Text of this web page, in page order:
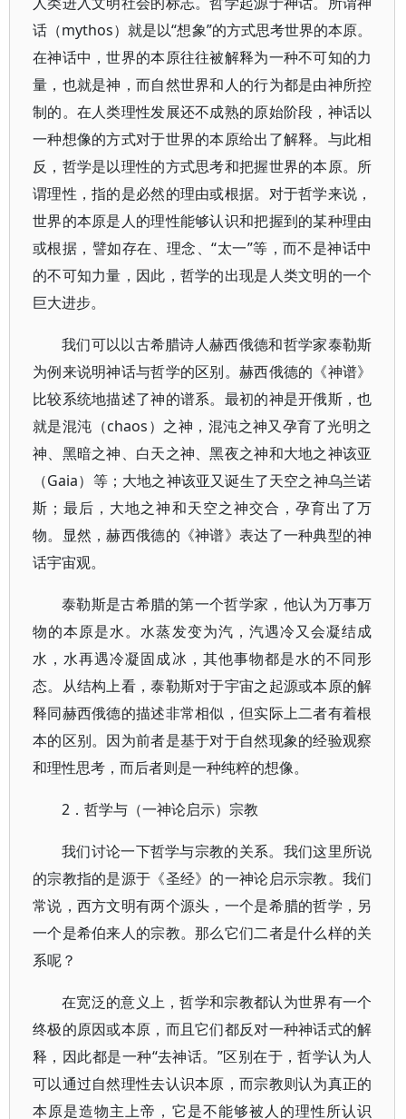
话（mythos）就是以“想象”的方式思考世界的本原。
在神话中，世界的本原往往被解释为一种不可知的力
量，也就是神，而自然世界和人的行为都是由神所控
制的。在人类理性发展还不成熟的原始阶段，神话以
一种想像的方式对于世界的本原给出了解释。与此相
反，哲学是以理性的方式思考和把握世界的本原。所
谓理性，指的是必然的理由或根据。对于哲学来说，
世界的本原是人的理性能够认识和把握到的某种理由
或根据，譬如存在、理念、“太一”等，而不是神话中
的不可知力量，因此，哲学的出现是人类文明的一个
巨大进步。
我们可以以古希腊诗人赫西俄德和哲学家泰勒斯
为例来说明神话与哲学的区别。赫西俄德的《神谱》
比较系统地描述了神的谱系。最初的神是开俄斯，也
就是混沌（chaos）之神，混沌之神又孕育了光明之
神、黑暗之神、白天之神、黑夜之神和大地之神该亚
（Gaia）等；大地之神该亚又诞生了天空之神乌兰诺
斯；最后，大地之神和天空之神交合，孕育出了万
物。显然，赫西俄德的《神谱》表达了一种典型的神
话宇宙观。
泰勒斯是古希腊的第一个哲学家，他认为万事万
物的本原是水。水蒸发变为汽，汽遇冷又会凝结成
水，水再遇冷凝固成冰，其他事物都是水的不同形
态。从结构上看，泰勒斯对于宇宙之起源或本原的解
释同赫西俄德的描述非常相似，但实际上二者有着根
本的区别。因为前者是基于对于自然现象的经验观察
和理性思考，而后者则是一种纯粹的想像。
2．哲学与（一神论启示）宗教
我们讨论一下哲学与宗教的关系。我们这里所说
的宗教指的是源于《圣经》的一神论启示宗教。我们
常说，西方文明有两个源头，一个是希腊的哲学，另
一个是希伯来人的宗教。那么它们二者是什么样的关
系呢？
在宽泛的意义上，哲学和宗教都认为世界有一个
终极的原因或本原，而且它们都反对一种神话式的解
释，因此都是一种“去神话。”区别在于，哲学认为人
可以通过自然理性去认识本原，而宗教则认为真正的
本原是造物主上帝，它是不能够被人的理性所认识